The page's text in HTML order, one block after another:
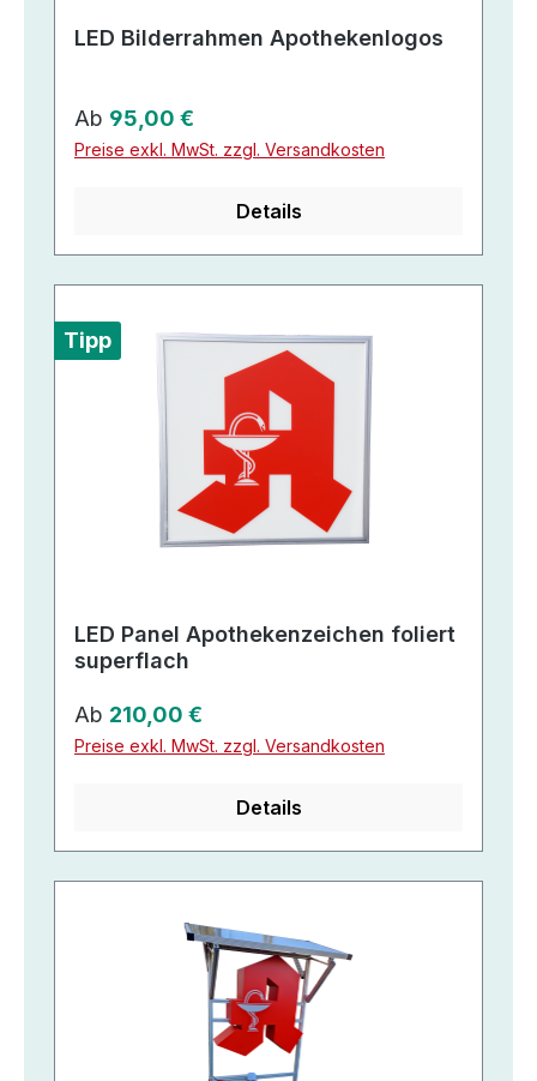
LED Bilderrahmen Apothekenlogos
Regulärer Preis:
Ab 95,00 €
Preise exkl. MwSt. zzgl. Versandkosten
Details
Tipp
LED Panel Apothekenzeichen foliert
superflach
Regulärer Preis:
Ab 210,00 €
Preise exkl. MwSt. zzgl. Versandkosten
Details